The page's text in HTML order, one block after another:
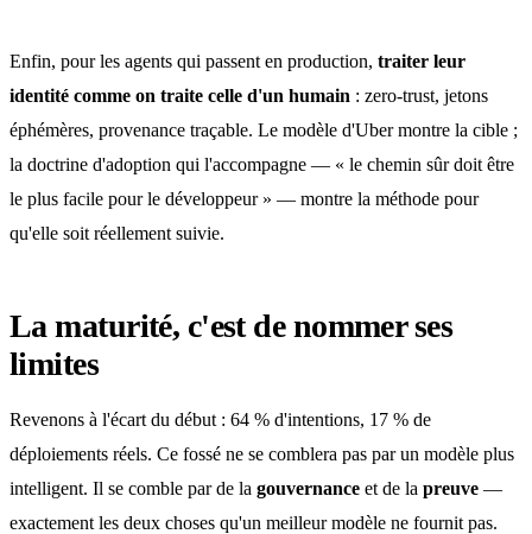
Enfin, pour les agents qui passent en production, traiter leur
identité comme on traite celle d'un humain : zero-trust, jetons
éphémères, provenance traçable. Le modèle d'Uber montre la cible ;
la doctrine d'adoption qui l'accompagne — « le chemin sûr doit être
le plus facile pour le développeur » — montre la méthode pour
qu'elle soit réellement suivie.
La maturité, c'est de nommer ses
limites
Revenons à l'écart du début : 64 % d'intentions, 17 % de
déploiements réels. Ce fossé ne se comblera pas par un modèle plus
intelligent. Il se comble par de la gouvernance et de la preuve —
exactement les deux choses qu'un meilleur modèle ne fournit pas.